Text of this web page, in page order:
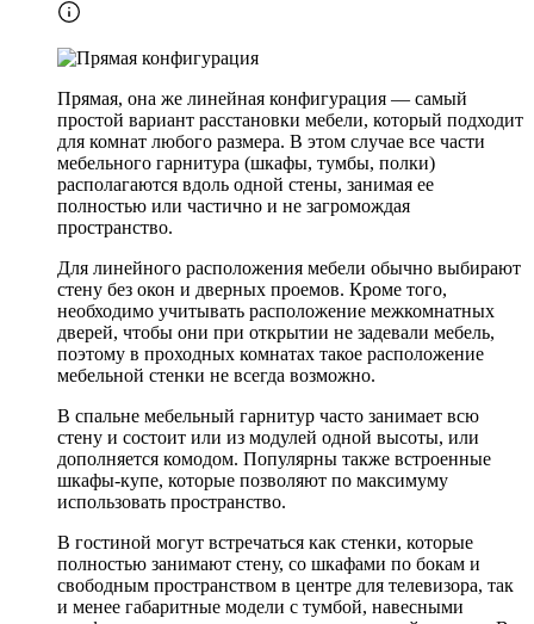
Прямая, она же линейная конфигурация — самый
простой вариант расстановки мебели, который подходит
для комнат любого размера. В этом случае все части
мебельного гарнитура (шкафы, тумбы, полки)
располагаются вдоль одной стены, занимая ее
полностью или частично и не загромождая
пространство.
Для линейного расположения мебели обычно выбирают
стену без окон и дверных проемов. Кроме того,
необходимо учитывать расположение межкомнатных
дверей, чтобы они при открытии не задевали мебель,
поэтому в проходных комнатах такое расположение
мебельной стенки не всегда возможно.
В спальне мебельный гарнитур часто занимает всю
стену и состоит или из модулей одной высоты, или
дополняется комодом. Популярны также встроенные
шкафы-купе, которые позволяют по максимуму
использовать пространство.
В гостиной могут встречаться как стенки, которые
полностью занимают стену, со шкафами по бокам и
свободным пространством в центре для телевизора, так
и менее габаритные модели с тумбой, навесными